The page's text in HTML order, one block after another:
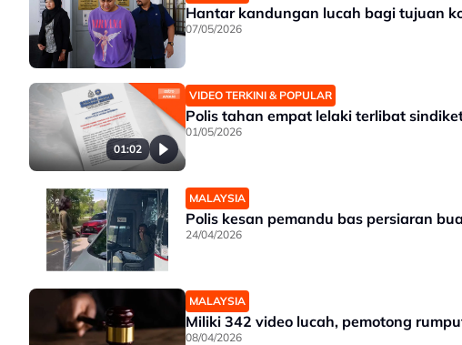
Hantar kandungan lucah bagi tujuan
07/05/2026
01:02
VIDEO TERKINI & POPULAR
Polis tahan empat lelaki terlibat
01/05/2026
MALAYSIA
Polis kesan pemandu bas persiaran
24/04/2026
MALAYSIA
Miliki 342 video lucah, pemotong
08/04/2026